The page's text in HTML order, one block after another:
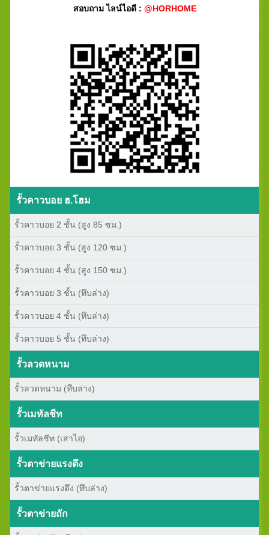
สอบถาม ไลน์ไอดี : @HORHOME
รั้วคาวบอย ฮ.โฮม
รั้วคาวบอย 2 ชั้น (สูง 85 ซม.)
รั้วคาวบอย 3 ชั้น (สูง 120 ซม.)
รั้วคาวบอย 4 ชั้น (สูง 150 ซม.)
รั้วคาวบอย 3 ชั้น (ทึบล่าง)
รั้วคาวบอย 4 ชั้น (ทึบล่าง)
รั้วคาวบอย 5 ชั้น (ทึบล่าง)
รั้วลวดหนาม
รั้วลวดหนาม (ทึบล่าง)
รั้วเมทัลชีท
รั้วเมทัลชีท (เสาไอ)
รั้วตาข่ายแรงดึง
รั้วตาข่ายแรงดึง (ทึบล่าง)
รั้วตาข่ายถัก